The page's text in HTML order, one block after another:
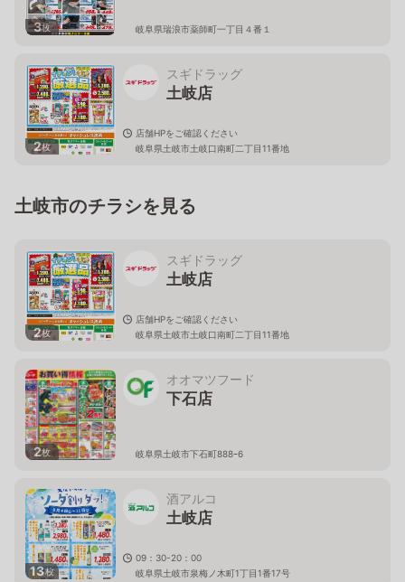
3枚 岐阜県瑞浪市薬師町一丁目４番１
2枚
スギドラッグ
土岐店
店舗HPをご確認ください
岐阜県土岐市土岐口南町二丁目11番地
土岐市のチラシを見る
2枚
スギドラッグ
土岐店
店舗HPをご確認ください
岐阜県土岐市土岐口南町二丁目11番地
2枚
オオマツフード
下石店
岐阜県土岐市下石町888ｰ6
13枚
酒アルコ
土岐店
09：30-20：00
岐阜県土岐市泉梅ノ木町1丁目1番17号